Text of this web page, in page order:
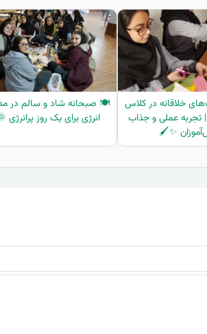
خلاقانه در کلاس
| تجربه عملی و جذاب
✨🖌️
🍽️ صبحانه شاد و سالم در
انرژی برای یک روز پرانرژی